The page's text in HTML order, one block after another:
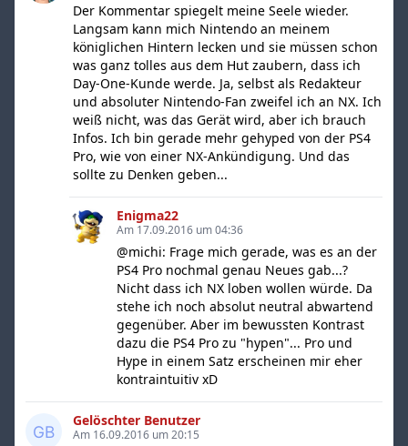
Der Kommentar spiegelt meine Seele wieder.
Langsam kann mich Nintendo an meinem
königlichen Hintern lecken und sie müssen schon
was ganz tolles aus dem Hut zaubern, dass ich
Day-One-Kunde werde. Ja, selbst als Redakteur
und absoluter Nintendo-Fan zweifel ich an NX. Ich
weiß nicht, was das Gerät wird, aber ich brauch
Infos. Ich bin gerade mehr gehyped von der PS4
Pro, wie von einer NX-Ankündigung. Und das
sollte zu Denken geben...
Enigma22
Am 17.09.2016 um 04:36
@michi: Frage mich gerade, was es an der
PS4 Pro nochmal genau Neues gab...?
Nicht dass ich NX loben wollen würde. Da
stehe ich noch absolut neutral abwartend
gegenüber. Aber im bewussten Kontrast
dazu die PS4 Pro zu "hypen"... Pro und
Hype in einem Satz erscheinen mir eher
kontraintuitiv xD
Gelöschter Benutzer
Am 16.09.2016 um 20:15